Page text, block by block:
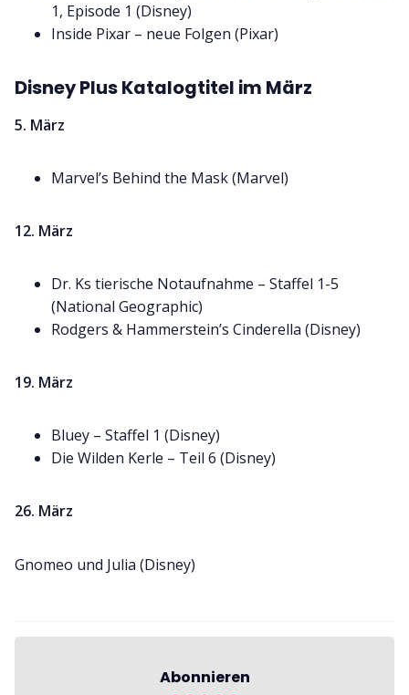
1, Episode 1 (Disney)
Inside Pixar – neue Folgen (Pixar)
Disney Plus Katalogtitel im März
5. März
Marvel’s Behind the Mask (Marvel)
12. März
Dr. Ks tierische Notaufnahme – Staffel 1-5
(National Geographic)
Rodgers & Hammerstein’s Cinderella (Disney)
19. März
Bluey – Staffel 1 (Disney)
Die Wilden Kerle – Teil 6 (Disney)
26. März
Gnomeo und Julia (Disney)
Abonnieren